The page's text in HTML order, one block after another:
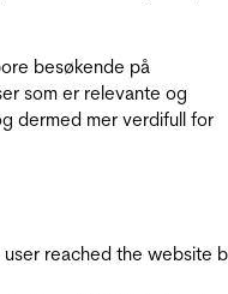
besøkende på
som er relevante og
dermed mer verdifull for
reached the website